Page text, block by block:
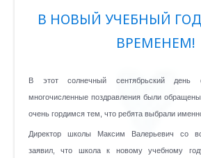
В НОВЫЙ УЧЕБНЫЙ ГОД
ВРЕМЕНЕМ!
В этот солнечный сентябрьский день
многочисленные поздравления были
очень гордимся тем, что ребята выбрали
Директор школы Максим Валерьевич со
заявил, что школа к новому учебному